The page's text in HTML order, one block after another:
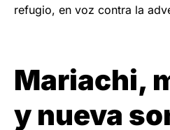
refugio, en voz contra la
Mariachi,
y nueva